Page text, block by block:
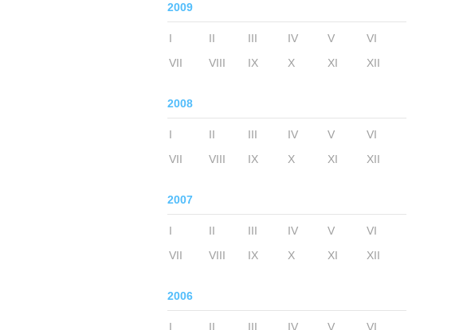
2009
I II III IV V
VI
VII
VIII IX X XI XII
2008
I II III IV V
VI
VII
VIII IX X XI XII
2007
I II III IV V
VI
VII
VIII IX X XI XII
2006
I II III IV V
VI